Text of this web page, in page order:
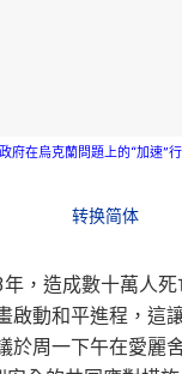
府在烏克蘭問題上的“加速
转换简体
，造成數十萬人
啟動和平進程，這
於周一下午在愛麗